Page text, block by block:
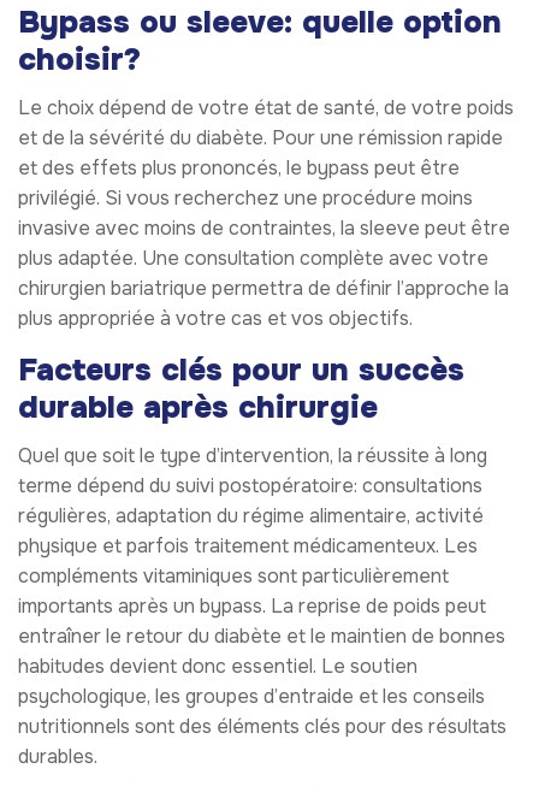
Bypass ou sleeve: quelle option
choisir?
Le choix dépend de votre état de santé, de votre poids
et de la sévérité du diabète. Pour une rémission rapide
et des effets plus prononcés, le bypass peut être
privilégié. Si vous recherchez une procédure moins
invasive avec moins de contraintes, la sleeve peut être
plus adaptée. Une consultation complète avec votre
chirurgien bariatrique permettra de définir l’approche la
plus appropriée à votre cas et vos objectifs.
Facteurs clés pour un succès
durable après chirurgie
Quel que soit le type d’intervention, la réussite à long
terme dépend du suivi postopératoire: consultations
régulières, adaptation du régime alimentaire, activité
physique et parfois traitement médicamenteux. Les
compléments vitaminiques sont particulièrement
importants après un bypass. La reprise de poids peut
entraîner le retour du diabète et le maintien de bonnes
habitudes devient donc essentiel. Le soutien
psychologique, les groupes d’entraide et les conseils
nutritionnels sont des éléments clés pour des résultats
durables.